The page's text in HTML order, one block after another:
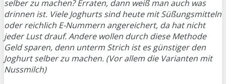
selber zu machen? Erraten, dann weiß man auch was
drinnen ist. Viele Joghurts sind heute mit Süßungsmitteln
oder reichlich E-Nummern angereichert, da hat nicht
jeder Lust drauf. Andere wollen durch diese Methode
Geld sparen, denn unterm Strich ist es günstiger den
Joghurt selber zu machen. (Vor allem die Varianten mit
Nussmilch)